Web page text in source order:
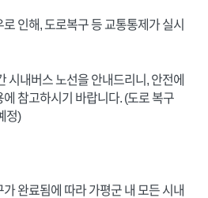
인해, 도로복구 등 교통통제가 실시
시내버스 노선을 안내드리니, 안전에
참고하시기 바랍니다. (도로 복구
정)
완료됨에 따라 가평군 내 모든 시내